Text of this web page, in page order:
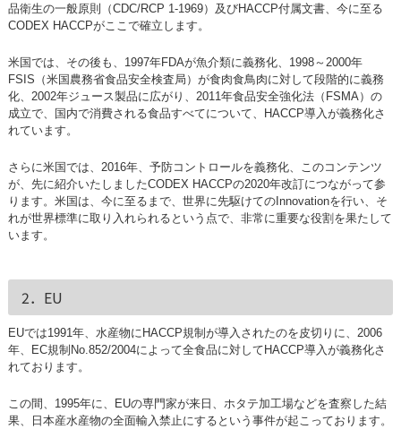
品衛生の一般原則（CDC/RCP 1-1969）及びHACCP付属文書、今に至る
CODEX HACCPがここで確立します。
米国では、その後も、1997年FDAが魚介類に義務化、1998～2000年
FSIS（米国農務省食品安全検査局）が食肉食鳥肉に対して段階的に義務
化、2002年ジュース製品に広がり、2011年食品安全強化法（FSMA）の
成立で、国内で消費される食品すべてについて、HACCP導入が義務化さ
れています。
さらに米国では、2016年、予防コントロールを義務化、このコンテンツ
が、先に紹介いたしましたCODEX HACCPの2020年改訂につながって参
ります。米国は、今に至るまで、世界に先駆けてのInnovationを行い、そ
れが世界標準に取り入れられるという点で、非常に重要な役割を果たして
います。
2．EU
EUでは1991年、水産物にHACCP規制が導入されたのを皮切りに、2006
年、EC規制No.852/2004によって全食品に対してHACCP導入が義務化さ
れております。
この間、1995年に、EUの専門家が来日、ホタテ加工場などを査察した結
果、日本産水産物の全面輸入禁止にするという事件が起こっております。